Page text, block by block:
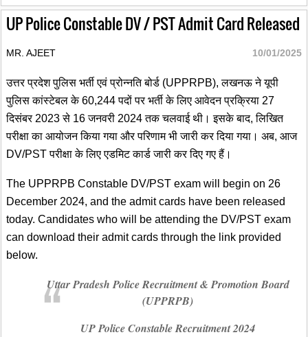
UP Police Constable DV / PST Admit Card Released
MR. AJEET 10/01/2025
उत्तर प्रदेश पुलिस भर्ती एवं प्रोन्नति बोर्ड (UPPRPB), लखनऊ ने यूपी
पुलिस कांस्टेबल के 60,244 पदों पर भर्ती के लिए आवेदन प्रक्रिया 27
दिसंबर 2023 से 16 जनवरी 2024 तक चलवाई थी। इसके बाद, लिखित
परीक्षा का आयोजन किया गया और परिणाम भी जारी कर दिया गया। अब, आज
DV/PST परीक्षा के लिए एडमिट कार्ड जारी कर दिए गए हैं।
The UPPRPB Constable DV/PST exam will begin on 26
December 2024, and the admit cards have been released
today. Candidates who will be attending the DV/PST exam
can download their admit cards through the link provided
below.
Uttar Pradesh Police Recruitment & Promotion Board
(UPPRPB)
UP Police Constable Recruitment 2024